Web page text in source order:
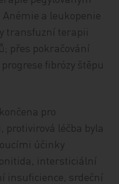
a leukopenie
transfuzní terapii
přes pokračování
fibrózy štěpu
pro
protivirová léčba byla
účinky
intersticiální
insuficience, srdeční